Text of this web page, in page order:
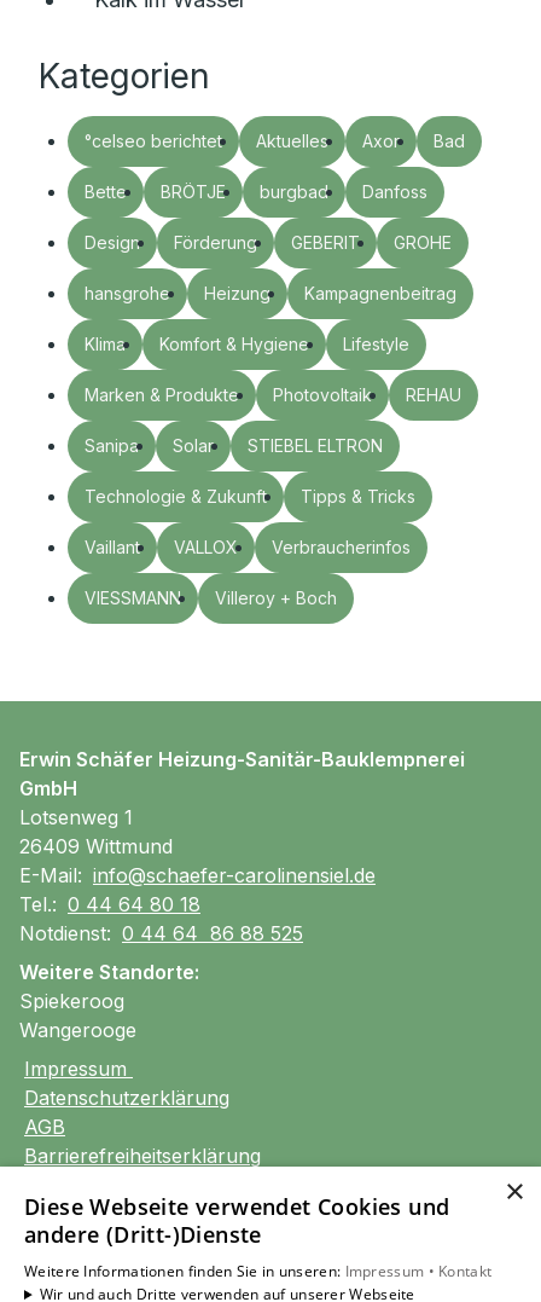
Kategorien
°celseo berichtet Aktuelles Axor Bad
Bette BRÖTJE burgbad Danfoss
Design Förderung GEBERIT GROHE
hansgrohe Heizung Kampagnenbeitrag
Klima Komfort & Hygiene Lifestyle
Marken & Produkte Photovoltaik REHAU
Sanipa Solar STIEBEL ELTRON
Technologie & Zukunft Tipps & Tricks
Vaillant VALLOX Verbraucherinfos
VIESSMANN Villeroy + Boch
Erwin Schäfer Heizung-Sanitär-Bauklempnerei
GmbH
Lotsenweg 1
26409 Wittmund
E-Mail: info@schaefer-carolinensiel.de
Tel.: 0 44 64 80 18
Notdienst: 0 44 64 86 88 525
Weitere Standorte:
Spiekeroog
Wangerooge
Impressum
Datenschutzerklärung
AGB
Barrierefreiheitserklärung
Unsere Bereiche
Privatkunden
Gewerbekunden
×
Diese Webseite verwendet Cookies und
andere (Dritt-)Dienste
Weitere Informationen finden Sie in unseren: Impressum • Kontakt
Wir und auch Dritte verwenden auf unserer Webseite